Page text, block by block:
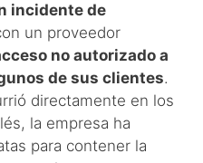
incidente de
un proveedor
no autorizado a
de sus clientes.
directamente en los
la empresa ha
para contener la